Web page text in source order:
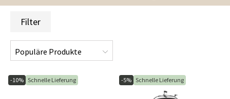
Filter
-10% Schnelle Lieferung -5% Schnelle Lieferung